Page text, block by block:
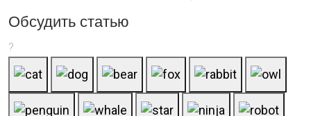
Обсудить статью
?